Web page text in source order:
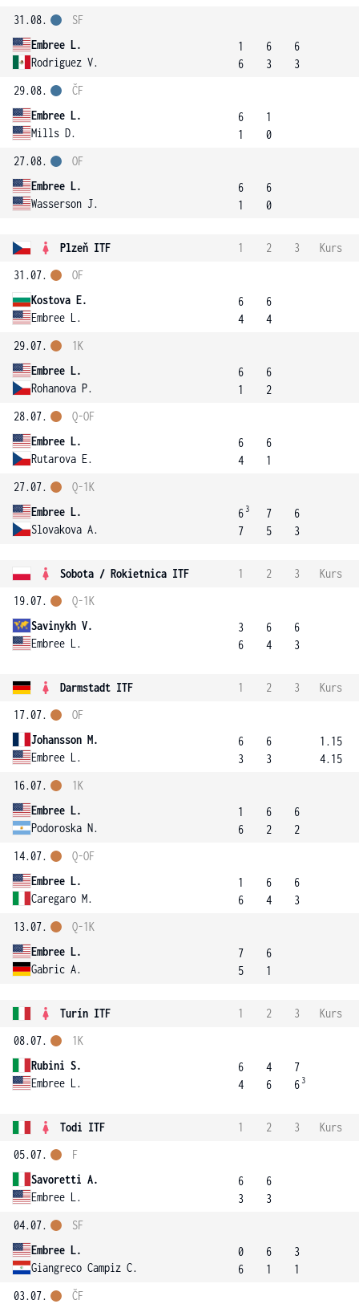
31.08.
Embree L.
Rodriguez V.
SF
1
6
6
3
6
3
29.08.
Embree L.
Mills D.
ČF
6
1
1
0
27.08.
Embree L.
Wasserson J.
OF
6
1
6
0
Plzeň ITF 1 2 3
Kurs
31.07.
Kostova E.
Embree L.
OF
6
4
6
4
29.07.
Embree L.
Rohanova P.
1K
6
1
6
2
28.07.
Embree L.
Rutarova E.
Q-OF
6
4
6
1
27.07.
Embree L.
Slovakova A.
Q-1K
6 3
7
7
5
6
3
Sobota / Rokietnica ITF 1 2 3
Kurs
19.07.
Savinykh V.
Embree L.
Q-1K
3
6
6
4
6
3
Darmstadt ITF 1 2 3
Kurs
17.07.
Johansson M.
Embree L.
OF
6
3
6
3
1.15
4.15
16.07.
Embree L.
Podoroska N.
1K
1
6
6
2
6
2
14.07.
Embree L.
Caregaro M.
Q-OF
1
6
6
4
6
3
13.07.
Embree L.
Gabric A.
Q-1K
7
5
6
1
Turín ITF 1 2 3
Kurs
08.07.
Rubini S.
Embree L.
1K
6
4
4
6
7
6 3
Todi ITF 1 2 3
Kurs
05.07.
Savoretti A.
Embree L.
F
6
3
6
3
04.07.
Embree L.
Giangreco Campiz C.
SF
0
6
6
1
3
1
03.07.
ČF